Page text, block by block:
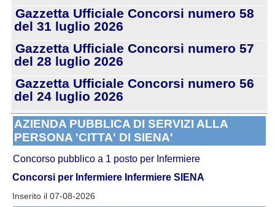
Gazzetta Ufficiale Concorsi numero 58
del 31 luglio 2026
Gazzetta Ufficiale Concorsi numero 57
del 28 luglio 2026
Gazzetta Ufficiale Concorsi numero 56
del 24 luglio 2026
AZIENDA PUBBLICA DI SERVIZI ALLA
PERSONA 'CITTA' DI SIENA'
Concorso pubblico a 1 posto per Infermiere
Concorsi per Infermiere Infermiere SIENA
Inserito il 07-08-2026